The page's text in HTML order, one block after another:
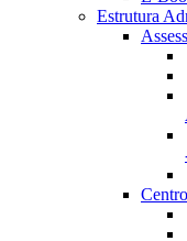
Estrutura